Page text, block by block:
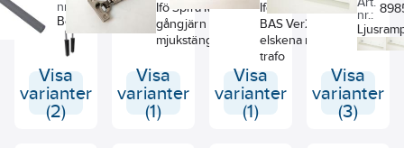
Svedbergs
nr.:
Beslagspåse för
att få push-to-
open öppning
på
sidoförvaring
Visa
varianter
(2)
Ifö Spira MP
gångjärn
mjukstängande
Visa
varianter
(1)
Ifö OPTION
BAS Ver2
elskena m
trafo
Visa
varianter
(1)
nr.:
(BxH).
24W.
utan
Visa
varianter
(3)